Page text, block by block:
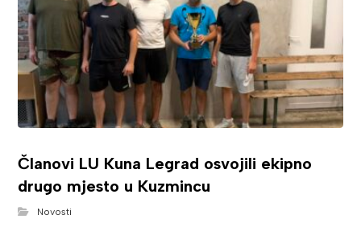
Članovi LU Kuna Legrad osvojili ekipno
drugo mjesto u Kuzmincu
Novosti